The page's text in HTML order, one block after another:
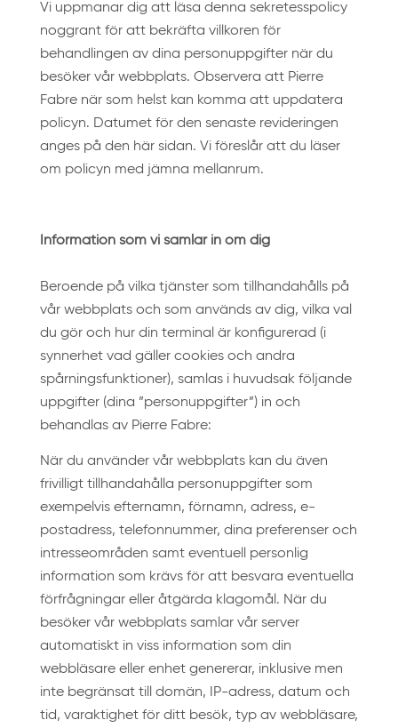
Vi uppmanar dig att läsa denna sekretesspolicy
noggrant för att bekräfta villkoren för
behandlingen av dina personuppgifter när du
besöker vår webbplats. Observera att Pierre
Fabre när som helst kan komma att uppdatera
policyn. Datumet för den senaste revideringen
anges på den här sidan. Vi föreslår att du läser
om policyn med jämna mellanrum.
Information som vi samlar in om dig
Beroende på vilka tjänster som tillhandahålls på
vår webbplats och som används av dig, vilka val
du gör och hur din terminal är konfigurerad (i
synnerhet vad gäller cookies och andra
spårningsfunktioner), samlas i huvudsak följande
uppgifter (dina ”personuppgifter”) in och
behandlas av Pierre Fabre:
När du använder vår webbplats kan du även
frivilligt tillhandahålla personuppgifter som
exempelvis efternamn, förnamn, adress, e-
postadress, telefonnummer, dina preferenser och
intresseområden samt eventuell personlig
information som krävs för att besvara eventuella
förfrågningar eller åtgärda klagomål. När du
besöker vår webbplats samlar vår server
automatiskt in viss information som din
webbläsare eller enhet genererar, inklusive men
inte begränsat till domän, IP-adress, datum och
tid, varaktighet för ditt besök, typ av webbläsare,